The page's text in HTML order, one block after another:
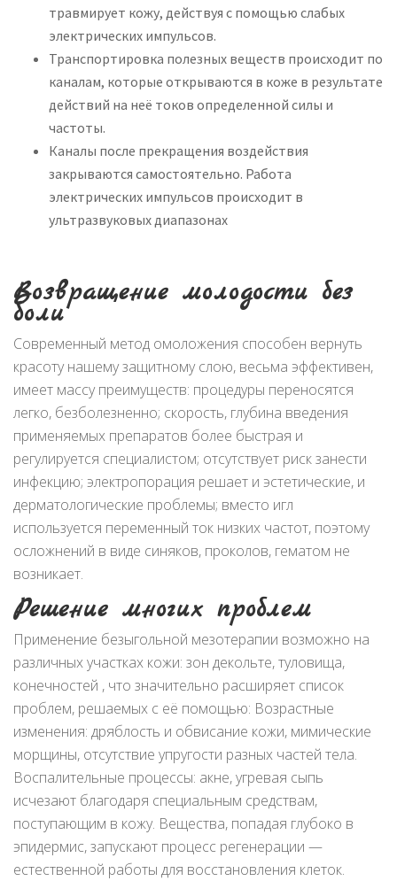
травмирует кожу, действуя с помощью слабых
электрических импульсов.
Транспортировка полезных веществ происходит по
каналам, которые открываются в коже в результате
действий на неё токов определенной силы и
частоты.
Каналы после прекращения воздействия
закрываются самостоятельно. Работа
электрических импульсов происходит в
ультразвуковых диапазонах
Возвращение молодости без
боли
Современный метод омоложения способен вернуть
красоту нашему защитному слою, весьма эффективен,
имеет массу преимуществ: процедуры переносятся
легко, безболезненно; скорость, глубина введения
применяемых препаратов более быстрая и
регулируется специалистом; отсутствует риск занести
инфекцию; электропорация решает и эстетические, и
дерматологические проблемы; вместо игл
используется переменный ток низких частот, поэтому
осложнений в виде синяков, проколов, гематом не
возникает.
Решение многих проблем
Применение безыгольной мезотерапии возможно на
различных участках кожи: зон декольте, туловища,
конечностей , что значительно расширяет список
проблем, решаемых с её помощью: Возрастные
изменения: дряблость и обвисание кожи, мимические
морщины, отсутствие упругости разных частей тела.
Воспалительные процессы: акне, угревая сыпь
исчезают благодаря специальным средствам,
поступающим в кожу. Вещества, попадая глубоко в
эпидермис, запускают процесс регенерации —
естественной работы для восстановления клеток.